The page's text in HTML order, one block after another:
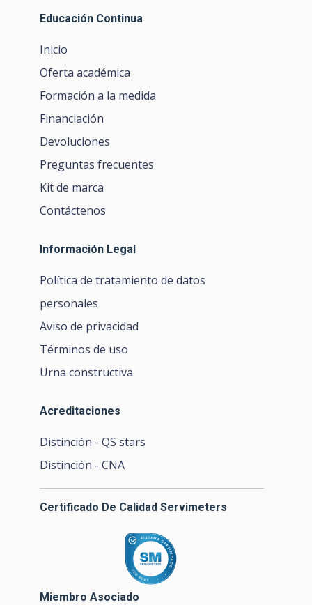
Educación Continua
Inicio
Oferta académica
Formación a la medida
Financiación
Devoluciones
Preguntas frecuentes
Kit de marca
Contáctenos
Información Legal
Política de tratamiento de datos
personales
Aviso de privacidad
Términos de uso
Urna constructiva
Acreditaciones
Distinción - QS stars
Distinción - CNA
Certificado De Calidad Servimeters
Miembro Asociado